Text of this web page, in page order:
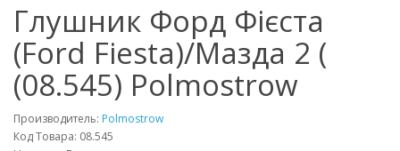
Глушник Форд Фієста
(Ford Fiesta)/Мазда 2 (
(08.545) Polmostrow
Производитель: Polmostrow
Код Товара: 08.545